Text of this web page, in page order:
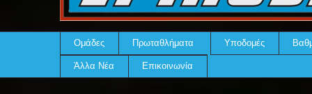
Ομάδες Πρωταθλήματα Υποδομές
Άλλα Νέα Επικοινωνία